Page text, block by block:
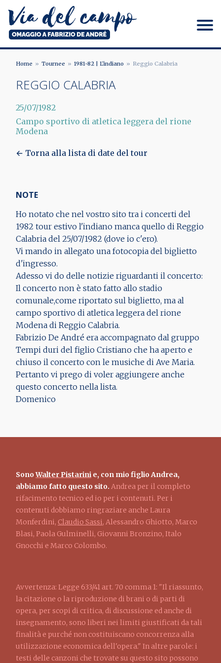
contenuto
principale
Via del campo
BRICIOLE
PANE
Home Tournee 1981-82 | L'indiano Reggio Calabria
REGGIO CALABRIA
25/07/1982
Campo sportivo di atletica leggera del rione
Modena
← Torna alla lista di date del tour
NOTE
Ho notato che nel vostro sito tra i concerti del
1982 tour estivo l'indiano manca quello di Reggio
Calabria del 25/07/1982 (dove io c'ero).
Vi mando in allegato una fotocopia del biglietto
d'ingresso.
Adesso vi do delle notizie riguardanti il concerto:
Il concerto non è stato fatto allo stadio
comunale,come riportato sul biglietto, ma al
campo sportivo di atletica leggera del rione
Modena di Reggio Calabria.
Fabrizio De André era accompagnato dal gruppo
Tempi duri del figlio Cristiano che ha aperto e
chiuso il concerto con le musiche di Ave Maria.
Pertanto vi prego di voler aggiungere anche
questo concerto nella lista.
Domenico
SonoWalter Pistarini e, con mio figlio Andrea,
abbiamo fatto questo sito. Andrea per il completo
rifacimento tecnico ed io per i contenuti. Per i
contenuti dobbiamo ringraziare anche Laura
Monferdini, Claudio Sassi, Alessandro Ghiotto, Marco
Blasi, Paola Gulminelli, Giovanni Bronzino, Italo
Gnocchi e Marco Colombo.
Avvertenza: Legge 633/41 art. 70 comma 1: "Il riassunto,
la citazione o la riproduzione di brani o di parti di
opera, per scopi di critica, di discussione ed anche di
insegnamento, sono liberi nei limiti giustificati da tali
finalità e purché non costituiscano concorrenza alla
utilizzazione economica dell'opera." In altre parole: i
testi delle canzoni che trovate su questo sito possono